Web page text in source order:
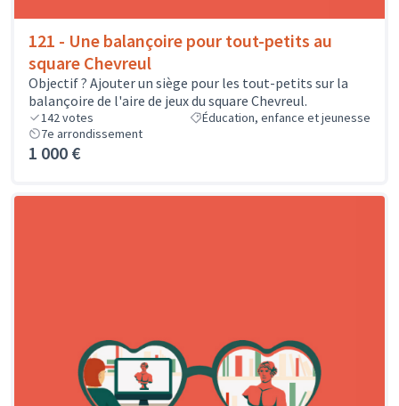
121 - Une balançoire pour tout-petits au
square Chevreul
Objectif ? Ajouter un siège pour les tout-petits sur la
balançoire de l'aire de jeux du square Chevreul.
142votes
Éducation, enfance et jeunesse
7e arrondissement
1 000 €